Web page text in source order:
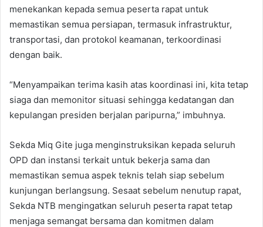
menekankan kepada semua peserta rapat untuk
memastikan semua persiapan, termasuk infrastruktur,
transportasi, dan protokol keamanan, terkoordinasi
dengan baik.
“Menyampaikan terima kasih atas koordinasi ini, kita tetap
siaga dan memonitor situasi sehingga kedatangan dan
kepulangan presiden berjalan paripurna,” imbuhnya.
Sekda Miq Gite juga menginstruksikan kepada seluruh
OPD dan instansi terkait untuk bekerja sama dan
memastikan semua aspek teknis telah siap sebelum
kunjungan berlangsung. Sesaat sebelum nenutup rapat,
Sekda NTB mengingatkan seluruh peserta rapat tetap
menjaga semangat bersama dan komitmen dalam